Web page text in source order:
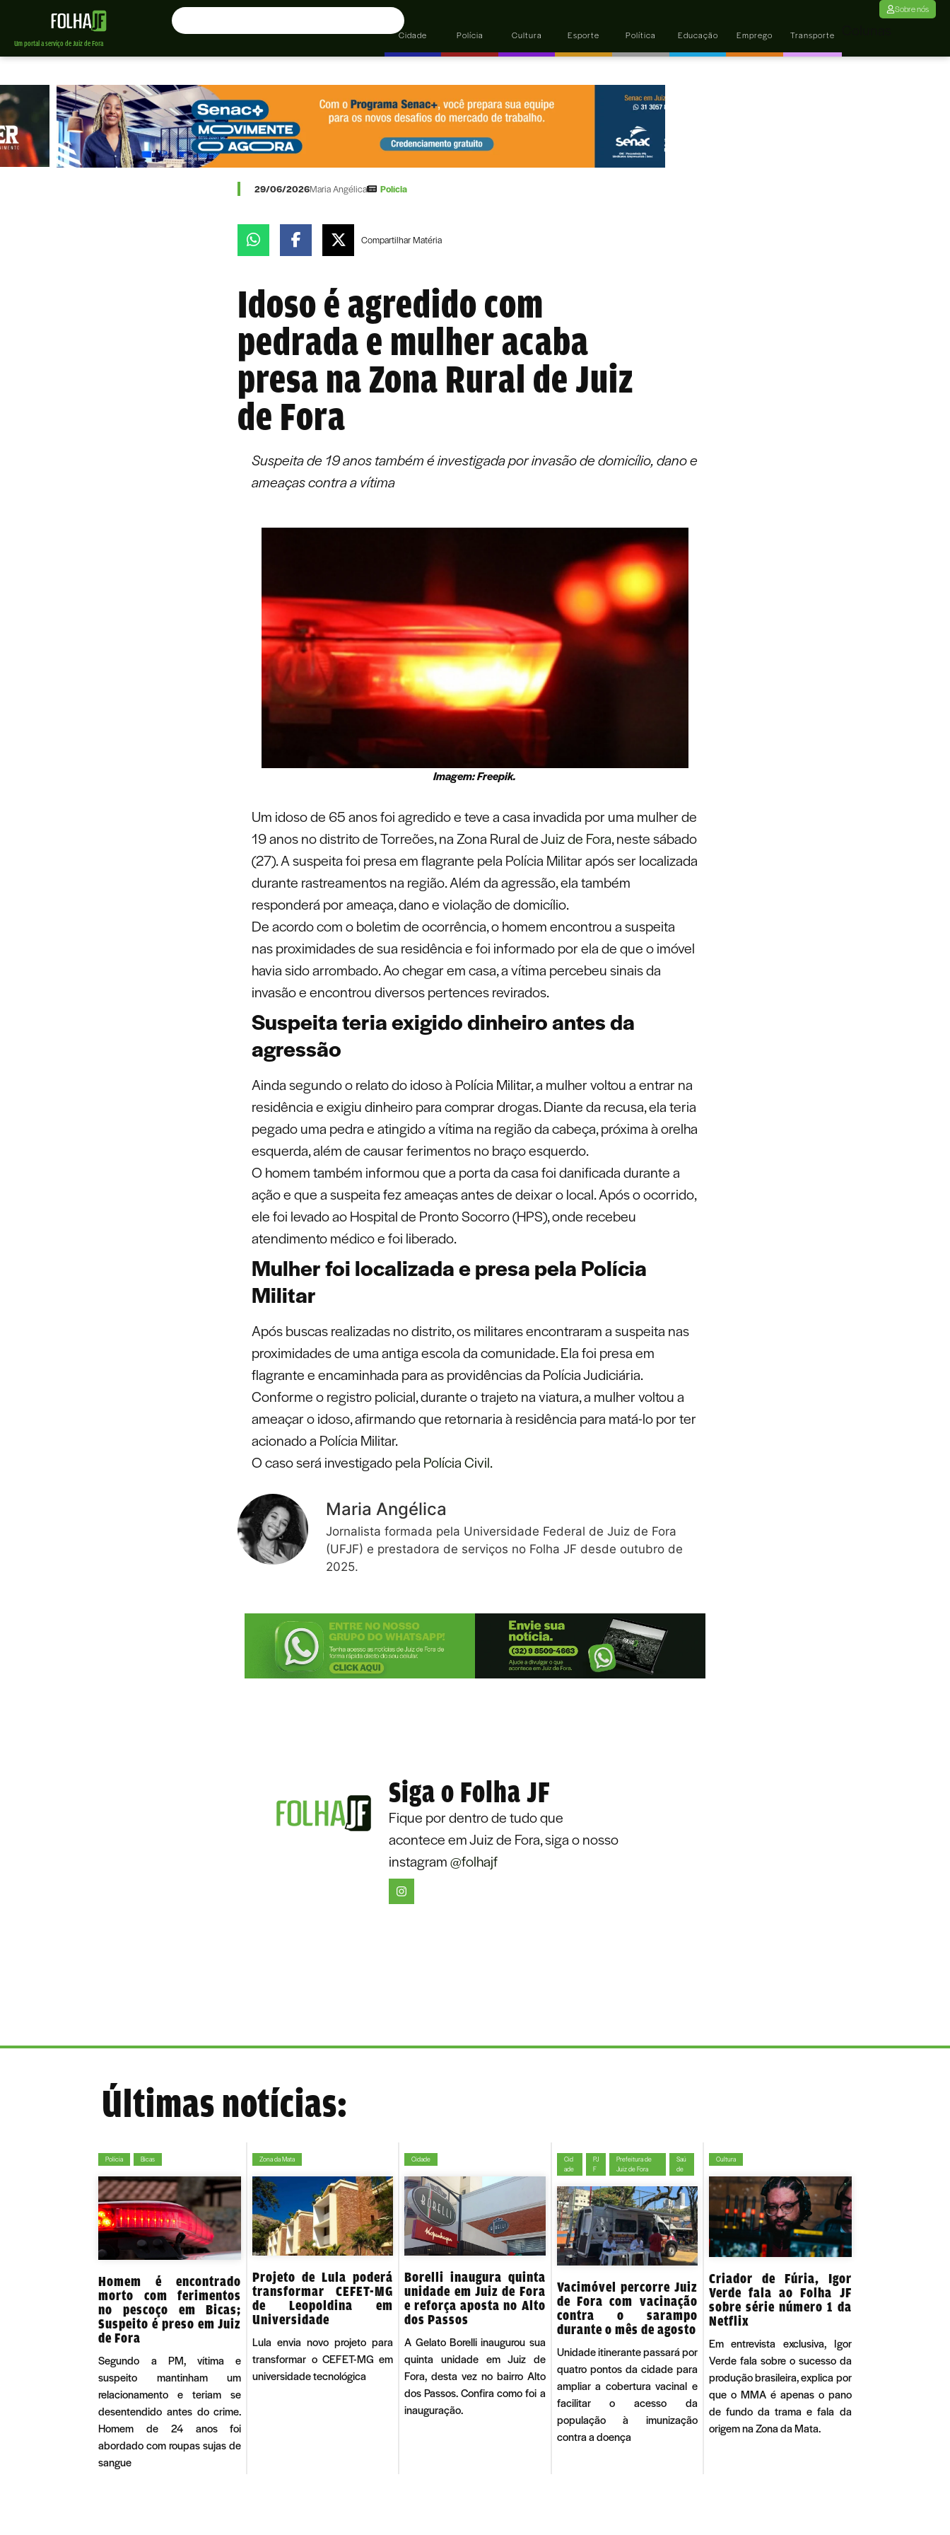
Um portal a serviço de Juiz de Fora
Cidade Polícia Cultura Esporte Política Educação Emprego Transporte
Sobre nós
29/06/2026Maria Angélica Polícia
CompartilharMatéria
Idoso é agredido com
pedrada e mulher acaba
presa na Zona Rural de Juiz
de Fora
Suspeita de 19 anos também é investigada por invasão de domicílio, dano e
ameaças contra a vítima
Imagem: Freepik.
Um idoso de 65 anos foi agredido e teve a casa invadida por uma mulher de
19 anos no distrito de Torreões, na Zona Rural deJuiz de Fora, neste sábado
(27). A suspeita foi presa em flagrante pela Polícia Militar após ser localizada
durante rastreamentos na região. Além da agressão, ela também
responderá por ameaça, dano e violação de domicílio.
De acordo com o boletim de ocorrência, o homem encontrou a suspeita
nas proximidades de sua residência e foi informado por ela de que o imóvel
havia sido arrombado. Ao chegar em casa, a vítima percebeu sinais da
invasão e encontrou diversos pertences revirados.
Suspeita teria exigido dinheiro antes da
agressão
Ainda segundo o relato do idoso à Polícia Militar, a mulher voltou a entrar na
residência e exigiu dinheiro para comprar drogas. Diante da recusa, ela teria
pegado uma pedra e atingido a vítima na região da cabeça, próxima à orelha
esquerda, além de causar ferimentos no braço esquerdo.
O homem também informou que a porta da casa foi danificada durante a
ação e que a suspeita fez ameaças antes de deixar o local. Após o ocorrido,
ele foi levado ao Hospital de Pronto Socorro (HPS), onde recebeu
atendimento médico e foi liberado.
Mulher foi localizada e presa pela Polícia
Militar
Após buscas realizadas no distrito, os militares encontraram a suspeita nas
proximidades de uma antiga escola da comunidade. Ela foi presa em
flagrante e encaminhada para as providências da Polícia Judiciária.
Conforme o registro policial, durante o trajeto na viatura, a mulher voltou a
ameaçar o idoso, afirmando que retornaria à residência para matá-lo por ter
acionado a Polícia Militar.
O caso será investigado pela Polícia Civil.
Maria Angélica
Jornalista formada pela Universidade Federal de Juiz de Fora
(UFJF) e prestadora de serviços no Folha JF desde outubro de
2025.
Siga o Folha JF
Fique por dentro de tudo que
acontece em Juiz de Fora, siga o nosso
instagram@folhajf
Últimas notícias:
Polícia Bicas
Homem é encontrado
morto com ferimentos
no pescoço em Bicas;
Suspeito é preso em Juiz
de Fora
Segundo a PM, vítima e
suspeito mantinham um
relacionamento e teriam se
desentendido antes do crime.
Homem de 24 anos foi
abordado com roupas sujas de
sangue
Zona da Mata
Projeto de Lula poderá
transformar CEFET-MG
de Leopoldina em
Universidade
Lula envia novo projeto para
transformar o CEFET-MG em
universidade tecnológica
Cidade
Borelli inaugura quinta
unidade em Juiz de Fora
e reforça aposta no Alto
dos Passos
A Gelato Borelli inaugurou sua
quinta unidade em Juiz de
Fora, desta vez no bairro Alto
dos Passos. Confira como foi a
inauguração.
Cid
ade
PJ
F
Prefeitura de
Juiz de Fora
Saú
de
Vacimóvel percorre Juiz
de Fora com vacinação
contra o sarampo
durante o mês de agosto
Unidade itinerante passará por
quatro pontos da cidade para
ampliar a cobertura vacinal e
facilitar o acesso da
população à imunização
contra a doença
Cultura
Criador de Fúria, Igor
Verde fala ao Folha JF
sobre série número 1 da
Netflix
Em entrevista exclusiva, Igor
Verde fala sobre o sucesso da
produção brasileira, explica por
que o MMA é apenas o pano
de fundo da trama e fala da
origem na Zona da Mata.